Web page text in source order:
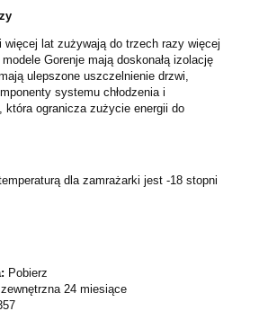
więcej lat zużywają do trzech razy więcej
Gorenje mają doskonałą izolację
ulepszone uszczelnienie drzwi,
systemu chłodzenia i
która ogranicza zużycie energii do
dla zamrażarki jest -18 stopni
Pobierz
24 miesiące